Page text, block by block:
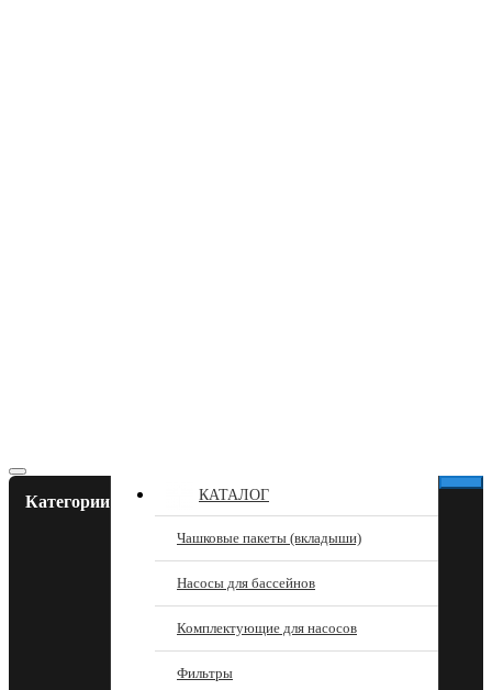
Категории КАТАЛОГ
Чашковые пакеты (вкладыши)
Насосы для бассейнов
Комплектующие для насосов
Фильтры